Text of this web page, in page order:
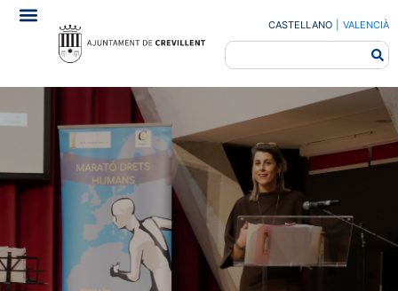
CASTELLANO VALENCIÀ